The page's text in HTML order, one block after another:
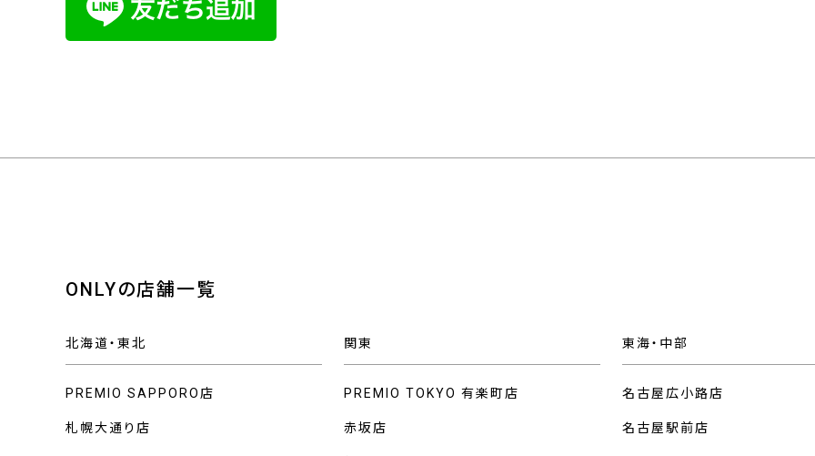
ONLYの店舗一覧
北海道・東北
PREMIO SAPPORO店
札幌大通り店
関東
PREMIO TOKYO 有楽町店
赤坂店
東海・中部
名古屋広小路店
名古屋駅前店